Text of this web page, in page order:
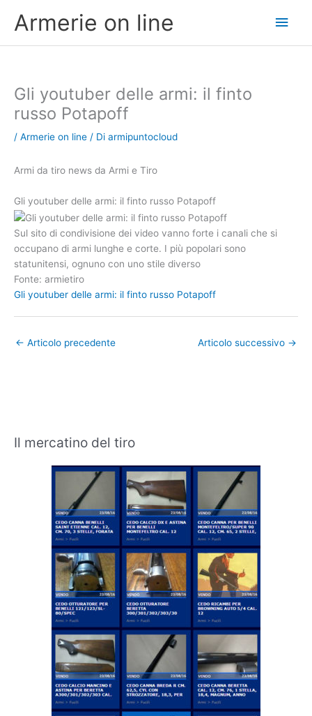
Armerie on line
Gli youtuber delle armi: il finto
russo Potapoff
/ Armerie on line / Di armipuntocloud
Armi da tiro news da Armi e Tiro
Gli youtuber delle armi: il finto russo Potapoff
Sul sito di condivisione dei video vanno forte i canali che si
occupano di armi lunghe e corte. I più popolari sono
statunitensi, ognuno con uno stile diverso
Fonte: armietiro
Gli youtuber delle armi: il finto russo Potapoff
← Articolo precedente Articolo successivo →
Il mercatino del tiro